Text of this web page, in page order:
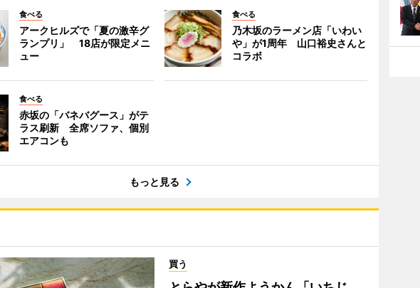
食べる
アークヒルズで「夏の激辛グ
ランプリ」 18店が限定メニ
ュー
食べる
乃木坂のラーメン店「いわい
や」が1周年 山口裕史さんと
コラボ
食べる
赤坂の「バネバグース」がテ
ラス刷新 全席ソファ、個別
エアコンも
もっと見る
買う